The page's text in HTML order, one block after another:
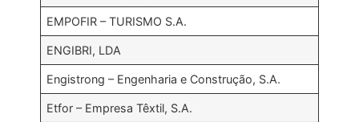
EMPOFIR – TURISMO S.A.
ENGIBRI, LDA
Engistrong – Engenharia e Construção, S.A.
Etfor – Empresa Têxtil, S.A.